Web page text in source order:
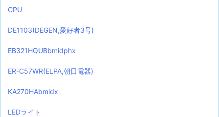
CPU
DE1103(DEGEN,愛好者3号)
EB321HQUBbmidphx
ER-C57WR(ELPA,朝日電器)
KA270HAbmidx
LEDライト